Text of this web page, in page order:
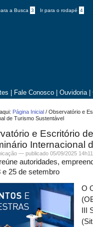
a Busca 3 Ir para o rodapé 4
Fale Conosco Ouvidoria
Página Inicial /Observatório e
de Turismo Sustentável
e Escritório
Internacional
—publicado 05/09/2025
autoridades,
e 25 de setembro
O
III